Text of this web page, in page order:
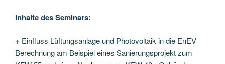
Inhalte des Seminars:
+ Einfluss Lüftungsanlage und Photovoltaik in die EnEV
Berechnung am Beispiel eines Sanierungsprojekt zum